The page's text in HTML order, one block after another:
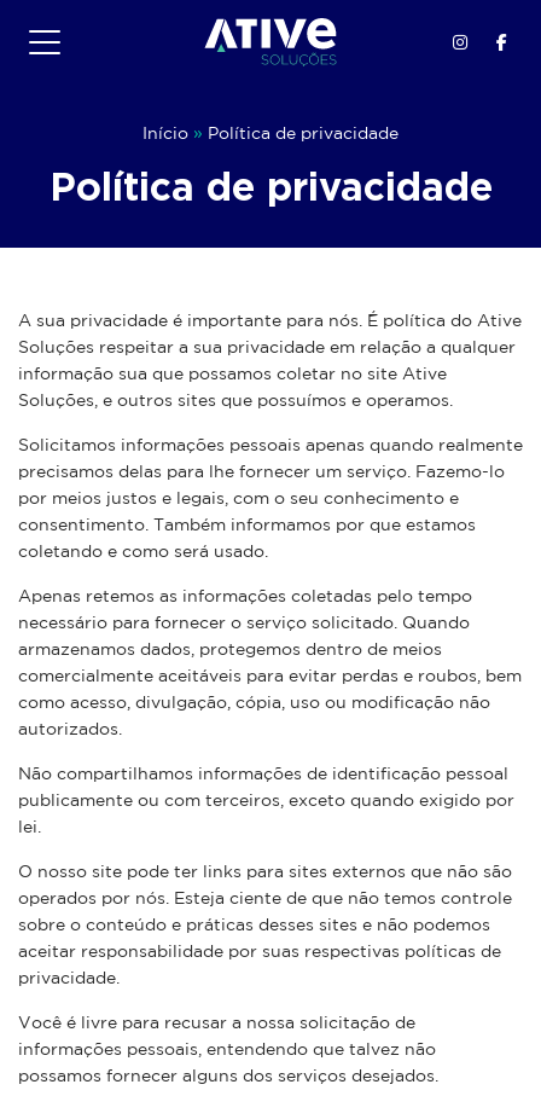
para
Início » Política de privacidade
Política de privacidade
A sua privacidade é importante para nós. É política do Ative
Soluções respeitar a sua privacidade em relação a qualquer
informação sua que possamos coletar no site Ative
Soluções , e outros sites que possuímos e operamos.
Solicitamos informações pessoais apenas quando realmente
precisamos delas para lhe fornecer um serviço. Fazemo-lo
por meios justos e legais, com o seu conhecimento e
consentimento. Também informamos por que estamos
coletando e como será usado.
Apenas retemos as informações coletadas pelo tempo
necessário para fornecer o serviço solicitado. Quando
armazenamos dados, protegemos dentro de meios
comercialmente aceitáveis ​​para evitar perdas e roubos, bem
como acesso, divulgação, cópia, uso ou modificação não
autorizados.
Não compartilhamos informações de identificação pessoal
publicamente ou com terceiros, exceto quando exigido por
lei.
O nosso site pode ter links para sites externos que não são
operados por nós. Esteja ciente de que não temos controle
sobre o conteúdo e práticas desses sites e não podemos
aceitar responsabilidade por suas respectivas políticas de
privacidade.
Você é livre para recusar a nossa solicitação de
informações pessoais, entendendo que talvez não
possamos fornecer alguns dos serviços desejados.